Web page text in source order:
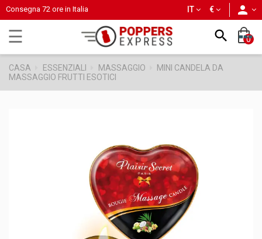
Consegna 72 ore in Italia €
IT
navigazione
Toggle
☰  0
CASA ESSENZIALI MASSAGGIO
MINI CANDELA DA
MASSAGGIO FRUTTI ESOTICI